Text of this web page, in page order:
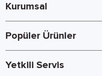
Kurumsal
Popüler Ürünler
Yetkili Servis